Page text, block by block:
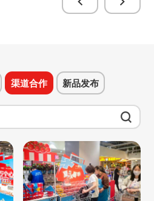
渠道合作 新品发布